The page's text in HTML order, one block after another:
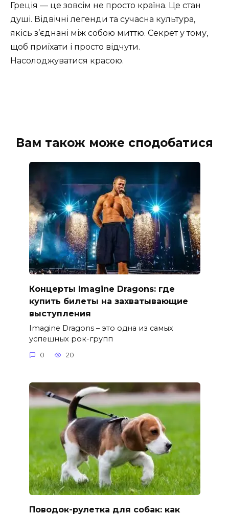
Греція — це зовсім не просто країна. Це стан
душі. Відвічні легенди та сучасна культура,
якісь з’єднані між собою миттю. Секрет у тому,
щоб приїхати і просто відчути.
Насолоджуватися красою.
Вам також може сподобатися
Концерты Imagine Dragons: где
купить билеты на захватывающие
выступления
Imagine Dragons – это одна из самых
успешных рок-групп
0 20
Поводок-рулетка для собак: как